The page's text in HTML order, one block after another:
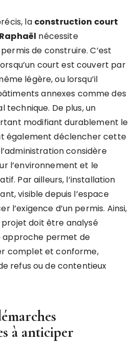
la construction court
nécessite
de construire. C’est
court est couvert par
légère, ou lorsqu’il
annexes comme des
technique. De plus, un
modifiant durablement le
également déclencher cette
considère
l’environnement et le
Par ailleurs, l’installation
visible depuis l’espace
l’exigence d’un permis. Ainsi,
doit être analysé
permet de
complet et conforme,
refus ou de contentieux
à anticiper